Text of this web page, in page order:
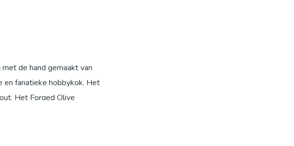
de hand gemaakt van
en fanatieke hobbykok. Het
Het Forged Olive